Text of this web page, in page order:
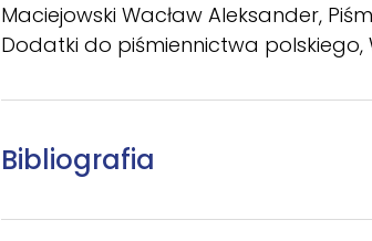
Maciejowski Wacław Aleksander,
Dodatki do piśmiennictwa polskiego,
Bibliografia